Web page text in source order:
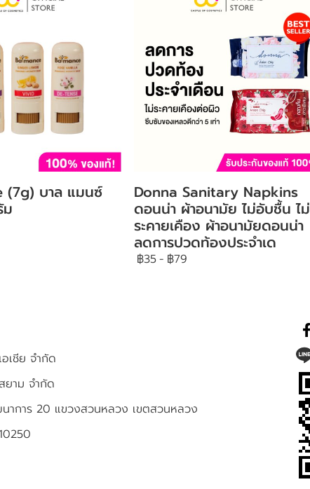
(7g) บาล แมนซ์
Donna Sanitary Napkins
ดอนน่า ผ้าอนามัย ไม่อับชื้น ไม่
ระคายเคือง ผ้าอนามัยดอนน่า
ลดการปวดท้องประจำเด
฿35- ฿79
เชีย จำกัด
ยาม จำกัด
าการ 20 แขวงสวนหลวง เขตสวนหลวง